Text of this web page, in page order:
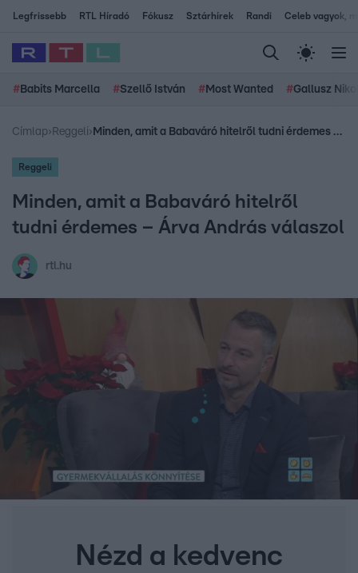
Legfrissebb RTL Híradó Fókusz Sztárhírek Randi Celeb vagyok,
# Babits Marcella #Szellő István # Most Wanted #Gallusz
Címlap› Reggeli› Minden, amit a Babaváró hitelről tudni érdemes – Árva András válaszol
Reggeli
Minden, amit a Babaváró hitelről
tudni érdemes – Árva András válaszol
rtl.hu
Nézd a kedvenc